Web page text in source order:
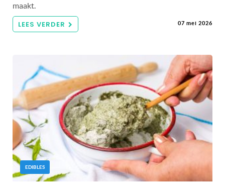
maakt.
LEES VERDER 07 mei 2026
EDIBLES